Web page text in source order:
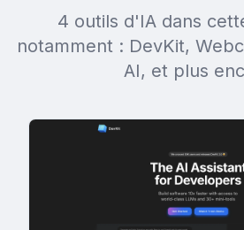
4 outils d'IA dans
notamment : DevKit,
AI, et plus